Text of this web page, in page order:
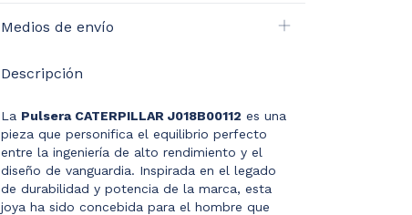
Medios de envío
Descripción
La Pulsera CATERPILLAR J018B00112 es una
pieza que personifica el equilibrio perfecto
entre la ingeniería de alto rendimiento y el
diseño de vanguardia. Inspirada en el legado
de durabilidad y potencia de la marca, esta
joya ha sido concebida para el hombre que